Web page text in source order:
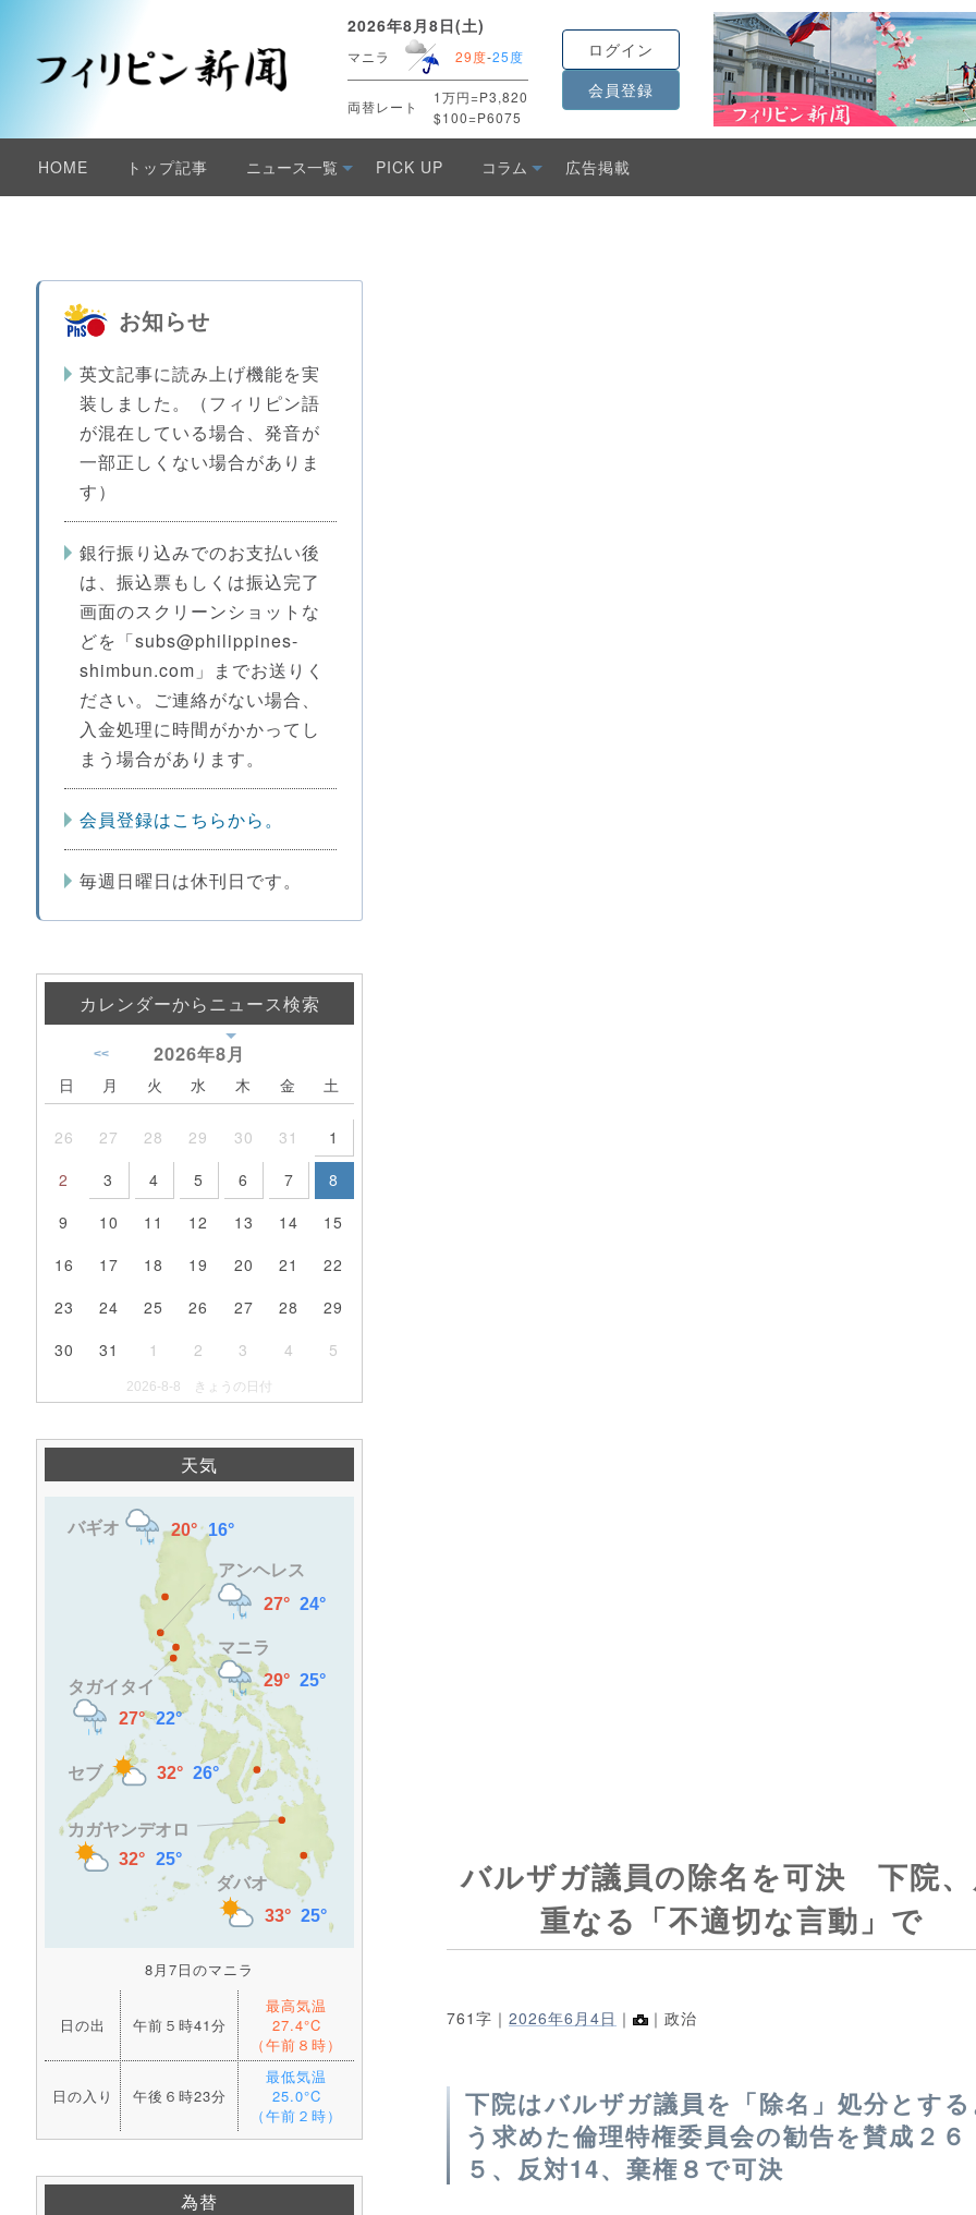
2026年8月8日(土)
マニラ 29度-25度
両替レート
1万円=P3,820
$100=P6075
ログイン
会員登録
HOME トップ記事 ニュース一覧 PICK UP コラム 広告掲載
お知らせ
英文記事に読み上げ機能を実
装しました。（フィリピン語
が混在している場合、発音が
一部正しくない場合がありま
す）
銀行振り込みでのお支払い後
は、振込票もしくは振込完了
画面のスクリーンショットな
どを「subs@philippines-
shimbun.com」までお送りく
ださい。ご連絡がない場合、
入金処理に時間がかかってし
まう場合があります。
会員登録はこちらから。
毎週日曜日は休刊日です。
カレンダーからニュース検索
2026年8月
<<
日 月 火 水 木 金 土
26 27 28 29 30 31
1
2
3 4 5 6 7
8
9
10 11 12 13 14
15
16
17 18 19 20 21
22
23
24 25 26 27 28
29
30
31 1 2 3 4 5
2026-8-8 きょうの日付
天気
8月7日のマニラ
日の出 午前５時41分
最高気温
27.4°C
（午前８時）
日の入り 午後６時23分
最低気温
25.0°C
（午前２時）
為替
バルザガ議員の除名を可決 下院
重なる「不適切な言動」で
761字｜ 2026年6月4日 ｜ ｜政治
下院はバルザガ議員を「除名」処分とす
う求めた倫理特権委員会の勧告を賛成２６
５、反対14、棄権８で可決